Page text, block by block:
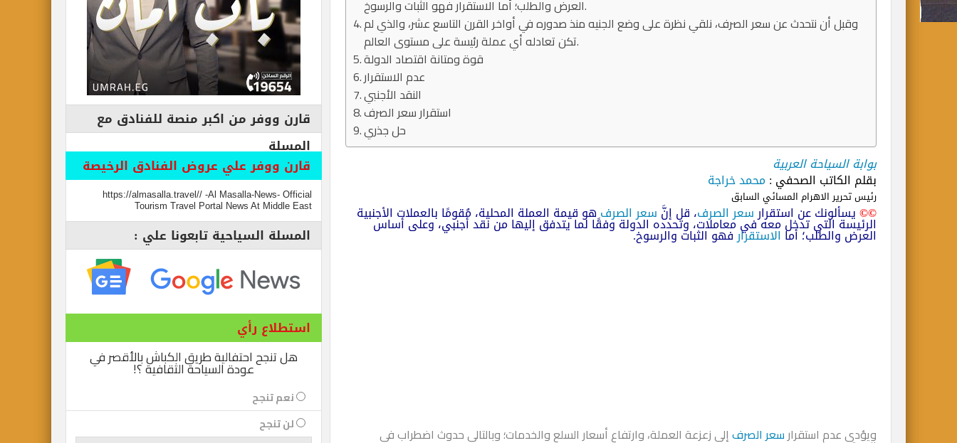
العرض والطلب؛ أما الاستقرار فهو الثبات والرسوخ.
وقبل أن نتحدث عن سعر الصرف، نلقي نظرة على وضع الجنيه منذ صدوره في أواخر القرن التاسع عشر، والذي لم
تكن تعادله أي عملة رئيسة على مستوى العالم.
قوة ومتانة اقتصاد الدولة
عدم الاستقرار
النقد الأجنبي
استقرار سعر الصرف
حل جذري
بوابة السياحة العربية
بقلم الكاتب الصحفي :محمد خراجة
رئيس تحرير الاهرام المسائي السابق
©©يسألونك عن استقرارسعر الصرف، قل إنَّ سعر الصرفهو قيمة العملة المحلية، مُقومًا بالعملات الأجنبية
الرئيسة التي تدخل معه في معاملات، وتحدده الدولة وفقًا لما يتدفق إليها من نقد أجنبي، وعلى أساس
العرض والطلب؛ أما الاستقرارفهو الثبات والرسوخ.
ويؤدي عدم استقرارسعر الصرفإلى زعزعة العملة، وارتفاع أسعار السلع والخدمات؛ وبالتالي حدوث اضطراب في
قارن ووفر من اكبر منصة للفنادق مع
المسلة
قارن ووفر علي عروض الفنادق الرخيصة
https://almasalla.travel// -Al Masalla-News- Official
Tourism Travel Portal News At Middle East
المسلة السياحية تابعونا علي :
استطلاع رأي
هل تنجح احتفالية طريق الكباش بالأقصر في
عودة السياحة الثقافية ؟!
نعم تنجح
لن تنجح